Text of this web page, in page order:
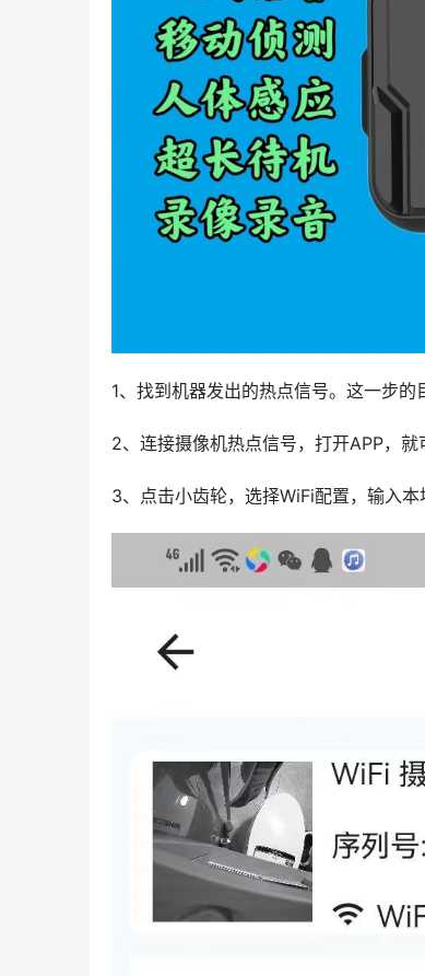
1、找到机器发出的热点信号。这一步的
2、连接摄像机热点信号，打开APP，就
3、点击小齿轮，选择WiFi配置，输入